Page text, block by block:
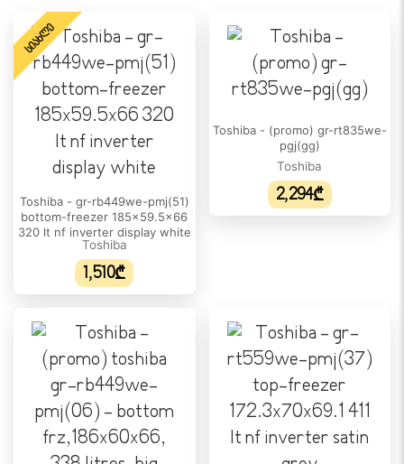
კლიმატის კლასი:
T
თაროს რაოდენობა:
კარის სათავსო:
ბოსტნეულის კალათების რაოდენობა:
1
ᲡᲐᲧᲘᲜᲣᲚᲘᲡ ᲛᲐᲮᲐᲡᲘᲐᲗᲔᲑᲚᲔᲑᲘ
ზედა
მშრალი ყინვა:
დიახ
საყინულის თაროს რაოდენობა:
ᲡᲘᲐᲮᲚᲔ
Toshiba - gr-rb449we-pmj(51)
bottom-freezer 185x59.5x66
320 lt nf inverter display white
Toshiba
1,510₾
Toshiba - (promo) gr-rt835we-
pgj(gg)
Toshiba
2,294₾